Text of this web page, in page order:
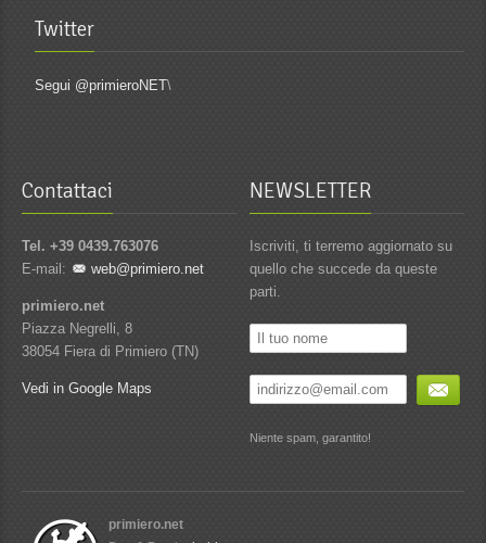
Twitter
Segui @primieroNET\
Contattaci
Tel. +39 0439.763076
E-mail:
web@primiero.net
primiero.net
Piazza Negrelli, 8
38054 Fiera di Primiero (TN)
Vedi in Google Maps
NEWSLETTER
Iscriviti, ti terremo aggiornato su
quello che succede da queste
parti.
Niente spam, garantito!
primiero.net